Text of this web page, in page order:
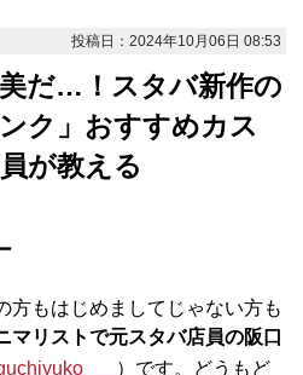
投稿日：2024年10月06日 08:53
だ…！スタバ新作の
ンク」おすすめカス
が教える
もはじめましてじゃない方も
マリストで元スタバ店員の阪口
）です。どうもど